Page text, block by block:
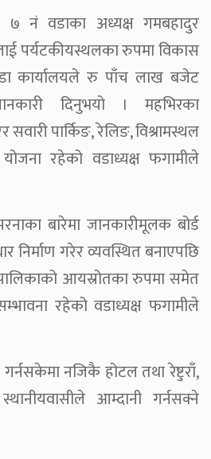
७ नं वडाका अध्यक्ष गमबहादुर
पर्यटकीयस्थलका रुपमा विकास
कार्यालयले रु पाँच लाख बजेट
दिनुभयो । महभिरका
पार्किङ, रेलिङ, विश्रामस्थल
योजना रहेको वडाध्यक्ष फगामीले
बारेमा जानकारीमूलक बोर्ड
निर्माण गरेर व्यवस्थित बनाएपछि
आयस्रोतका रुपमा समेत
रहेको वडाध्यक्ष फगामीले
नजिकै होटल तथा रेष्टुराँ,
आम्दानी गर्नसक्ने